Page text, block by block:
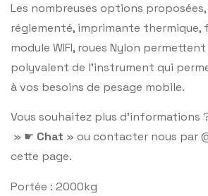
Les nombreuses options proposées,
réglementé, imprimante thermique,
module WIFI, roues Nylon
polyvalent de l’instrument qui
à vos besoins de pesage mobile.
Vous souhaitez plus d’informations
» ☛ Chat » ou contacter nous par
cette page.
Portée : 2000kg